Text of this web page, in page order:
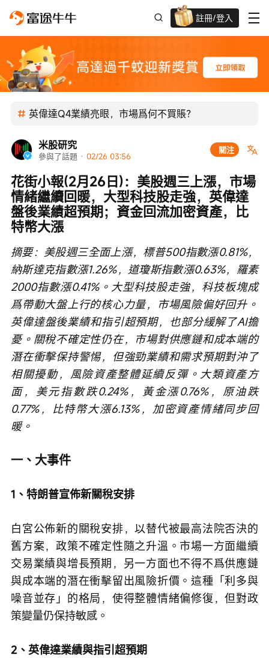
註冊/登入
迎新驚喜賞 股票/BTC等任你揀!
英偉達Q4業績亮眼，市場爲何不買賬？
米股研究
參與了話題 · 02/26 03:56
關注
花街小報(2月26日)：美股週三上漲，市場
情緒繼續回暖，大型科技股走強，英偉達
盤後業績超預期；資金回流加密資產，比
特幣大漲
摘要：美股週三全面上漲，標普500指數漲0.81%，
納斯達克指數漲1.26%，道瓊斯指數漲0.63%，羅素
2000指數漲0.41%。大型科技股走強，科技板塊成
爲帶動大盤上行的核心力量，市場風險偏好回升。
英偉達盤後業績和指引超預期，也部分緩解了AI擔
憂。關稅不確定性仍在，市場對供應鏈和成本端的
潛在衝擊保持警惕，但強勁業績和需求預期對沖了
相關擾動，風險資產整體延續反彈。大類資產方
面，美元指數跌0.24%，黃金漲0.76%，原油跌
0.77%，比特幣大漲6.13%，加密資產情緒同步回
暖。
一、大事件
1、特朗普宣佈新關稅安排
白宮公佈新的關稅安排，以替代被最高法院否決的
舊方案，政策不確定性隨之升溫。市場一方面繼續
交易業績與增長預期，另一方面也不得不爲供應鏈
與成本端的潛在衝擊留出風險折價。這種「利多與
噪音並存」的格局，使得整體情緒偏修復，但對政
策變量仍保持敏感。
2、英偉達業績與指引超預期